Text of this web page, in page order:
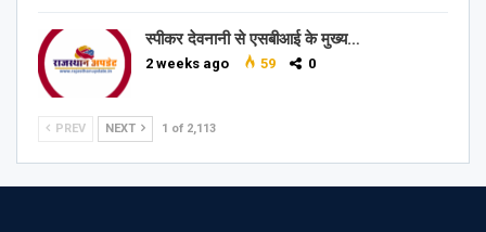
स्पीकर देवनानी से एसबीआई के मुख्य…
2 weeks ago 59 0
PREV NEXT 1 of 2,113